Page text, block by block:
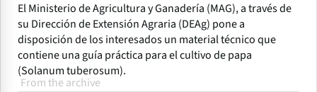
El Ministerio de Agricultura y Ganadería (MAG), a través de
su Dirección de Extensión Agraria (DEAg) pone a
disposición de los interesados un material técnico que
contiene una guía práctica para el cultivo de papa
(Solanum tuberosum).
From the archive